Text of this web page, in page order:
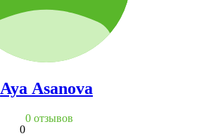
Aya Asanova
0
0 отзывов